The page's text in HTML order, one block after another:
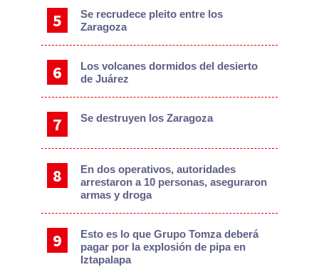
Se recrudece pleito entre los
Zaragoza
Los volcanes dormidos del desierto
de Juárez
Se destruyen los Zaragoza
En dos operativos, autoridades
arrestaron a 10 personas, aseguraron
armas y droga
Esto es lo que Grupo Tomza deberá
pagar por la explosión de pipa en
Iztapalapa